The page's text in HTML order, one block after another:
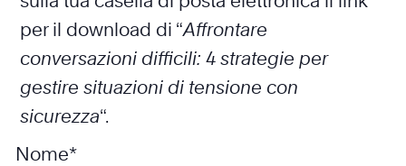
per il download di “Affrontare
conversazioni difficili: 4 strategie per
gestire situazioni di tensione con
sicurezza“.
Nome*